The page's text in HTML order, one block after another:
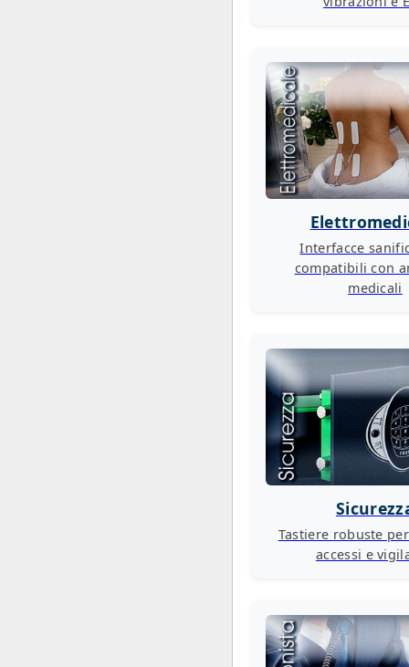
Interfacce
compatibili con
medicali
Tastiere robuste
accessi e